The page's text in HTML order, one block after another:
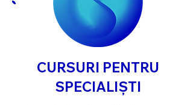
CURSURI PENTRU
SPECIALIȘTI